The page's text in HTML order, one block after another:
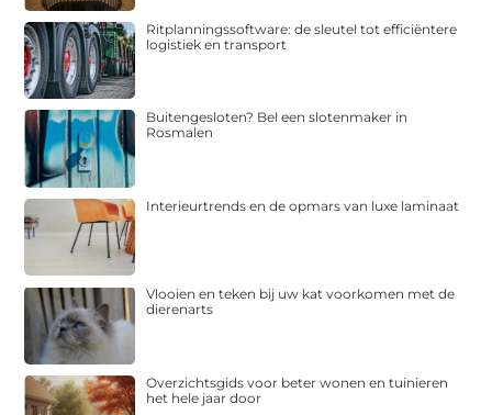
Ritplanningssoftware: de sleutel tot efficiëntere
logistiek en transport
Buitengesloten? Bel een slotenmaker in
Rosmalen
Interieurtrends en de opmars van luxe laminaat
Vlooien en teken bij uw kat voorkomen met de
dierenarts
Overzichtsgids voor beter wonen en tuinieren
het hele jaar door